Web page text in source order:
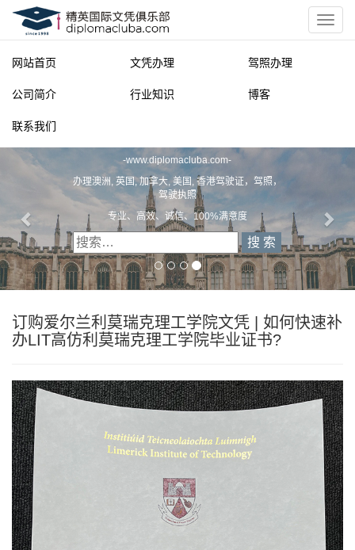
网站首页 文凭办理 驾照办理
公司简介 行业知识 博客
联系我们
-www.diplomacluba.com-
办理澳洲, 英国, 加拿大, 美国, 香港驾驶证，驾照，
驾驶执照
专业、高效、诚信、100%满意度
订购爱尔兰利莫瑞克理工学院文凭 | 如何快速补
办LIT高仿利莫瑞克理工学院毕业证书?